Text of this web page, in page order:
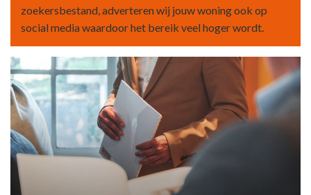
zoekersbestand, adverteren wij jouw woning ook op
social media waardoor het bereik veel hoger wordt.